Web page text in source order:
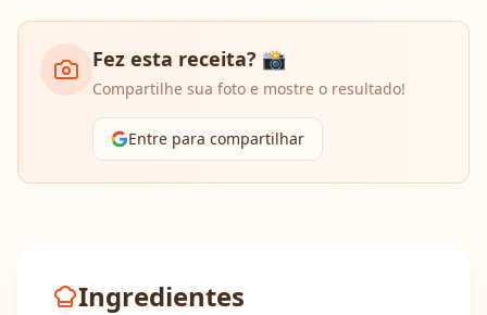
Fez esta receita? 📸
Compartilhe sua foto e mostre o resultado!
Entre para compartilhar
Ingredientes